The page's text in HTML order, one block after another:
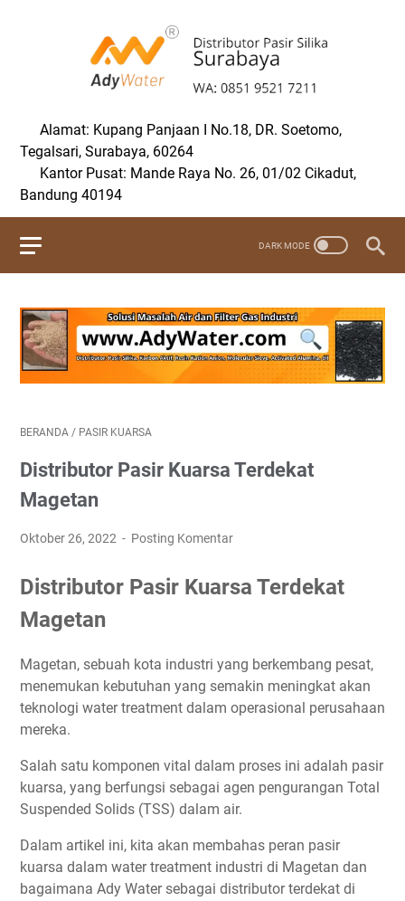
Alamat: Kupang Panjaan I No.18, DR. Soetomo,
Tegalsari, Surabaya, 60264
Kantor Pusat: Mande Raya No. 26, 01/02 Cikadut,
Bandung 40194
BERANDA / PASIR KUARSA
Distributor Pasir Kuarsa Terdekat
Magetan
Oktober 26, 2022 Posting Komentar
Distributor Pasir Kuarsa Terdekat
Magetan
Magetan, sebuah kota industri yang berkembang pesat,
menemukan kebutuhan yang semakin meningkat akan
teknologi water treatment dalam operasional perusahaan
mereka.
Salah satu komponen vital dalam proses ini adalah pasir
kuarsa, yang berfungsi sebagai agen pengurangan Total
Suspended Solids (TSS) dalam air.
Dalam artikel ini, kita akan membahas peran pasir
kuarsa dalam water treatment industri di Magetan dan
bagaimana Ady Water sebagai distributor terdekat di